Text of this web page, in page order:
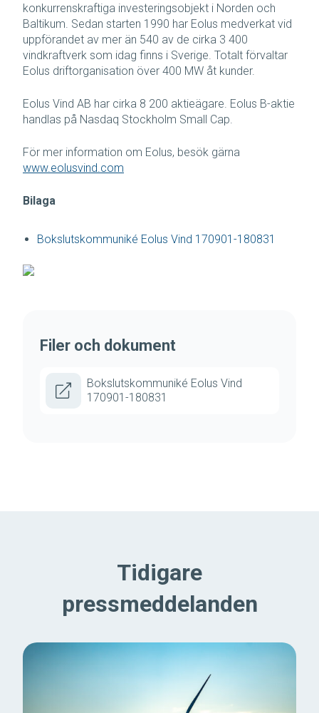
konkurrenskraftiga investeringsobjekt i Norden och
Baltikum. Sedan starten 1990 har Eolus medverkat vid
uppförandet av mer än 540 av de cirka 3 400
vindkraftverk som idag finns i Sverige. Totalt förvaltar
Eolus driftorganisation över 400 MW åt kunder.
Eolus Vind AB har cirka 8 200 aktieägare. Eolus B-aktie
handlas på Nasdaq Stockholm Small Cap.
För mer information om Eolus, besök gärna
www.eolusvind.com
Bilaga
Bokslutskommuniké Eolus Vind 170901-180831
Filer och dokument
Bokslutskommuniké Eolus Vind
170901-180831
Tidigare
pressmeddelanden